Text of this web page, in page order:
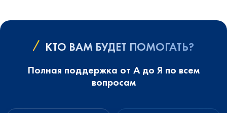
КТО ВАМ БУДЕТ ПОМОГАТЬ?
Полная поддержка от А до Я по всем
вопросам